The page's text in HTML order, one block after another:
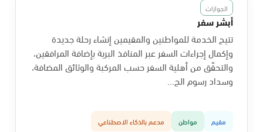
الجوازات
أبشر سفر
تتيح الخدمة للمواطنين والمقيمين إنشاء رحلة جديدة
وإكمال إجراءات السفر عبر المنافذ البرية بإضافة المرافقين،
والتحقّق من أهلية السفر حسب المركبة والوثائق المضافة،
وسداد رسوم الج...
مقيم مواطن مدعم بالذكاء الاصطناعي